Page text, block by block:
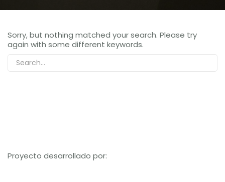
Sorry, but nothing matched your search. Please try
again with some different keywords.
Proyecto desarrollado por: